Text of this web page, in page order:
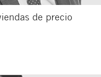
de precio